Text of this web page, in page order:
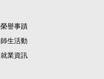
榮譽事蹟
師生活動
就業資訊